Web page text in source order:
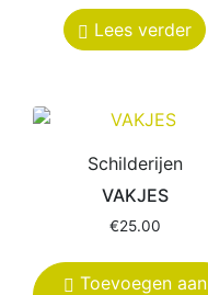
Lees verder
Schilderijen
VAKJES
€25.00
Toevoegen aan